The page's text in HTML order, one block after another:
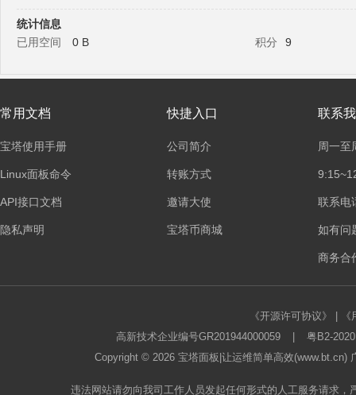
统计信息
已用空间
0 B 积分 9
常用文档
宝塔使用手册
Linux面板命令
API接口文档
隐私声明
快捷入口
公司简介
转账方式
邀请大使
宝塔币商城
联系
周一至
联系电
如有问
商务合
《开源许可协议》
高新技术企业编号GR201944000059
粤B2-
Copyright © 2026 宝塔面板 |让运维简单高效
违法网站请勿向我司工作人员发起任何形式的人工服务请求，